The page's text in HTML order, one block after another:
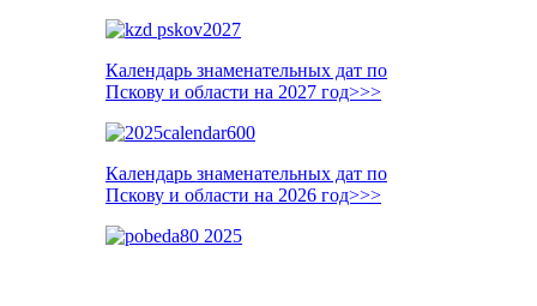
Календарь знаменательных дат по
Пскову и области на 2027 год>>>
Календарь знаменательных дат по
Пскову и области на 2026 год>>>